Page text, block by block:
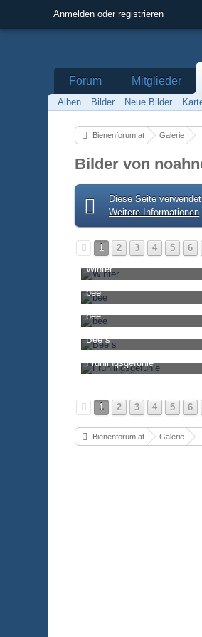
Anmelden oder registrieren
Forum Mitglieder
Alben Bilder Neue Bilder
Bienenforum.at Galerie
Bilder von
Diese Seite
Weitere Informationen
1 2 3 4 5 6
Winter
noahnesha-10. Januar 2019,
2.838
0 0
bee
noahnesha-8. Oktober 2018,
3.461
0 0
bee
noahnesha-8. Oktober 2018,
3.551
0 0
Bee´s
noahnesha-10. August 2018,
4.135
0 0
Frühlingsgefühle
noahnesha-10. März 2018,
1 2 3 4 5 6
Bienenforum.at Galerie